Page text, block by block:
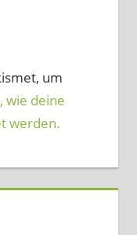
um
wie deine
werden.